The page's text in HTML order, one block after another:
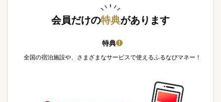
会員だけの特典があります
特典❶
全国の宿泊施設や、さまざまなサービスで使えるふるなびマネー！